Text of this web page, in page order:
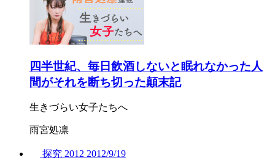
四半世紀、毎日飲酒しないと眠れなかった人
間がそれを断ち切った顛末記
生きづらい女子たちへ
雨宮処凛
探究 2012 2012/9/19